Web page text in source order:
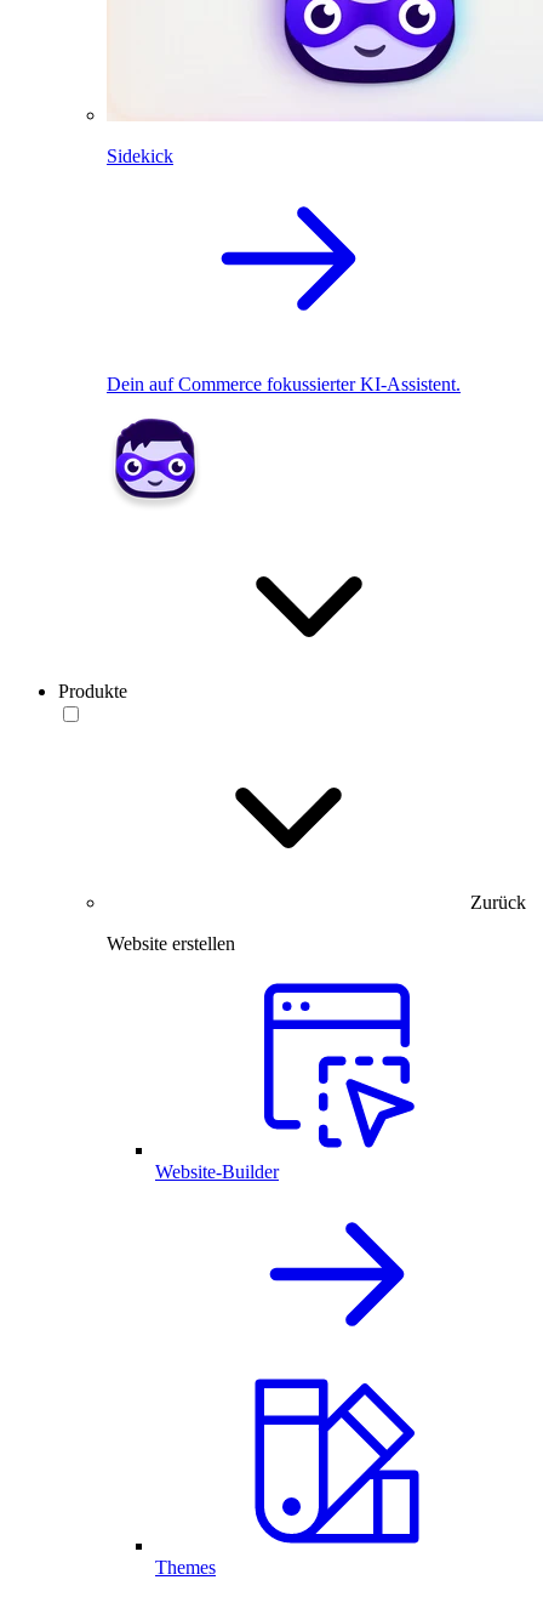
Sidekick
Dein auf Commerce fokussierter KI-Assistent.
Produkte
Zurück
Website erstellen
Website-Builder
Themes